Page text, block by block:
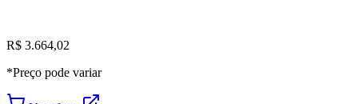
R$ 3.664,02
*Preço pode variar